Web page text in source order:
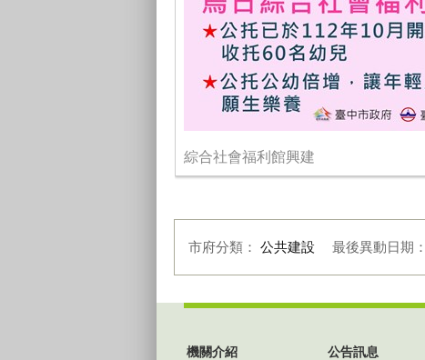
綜合社會福利館興建
市府分類： 公共建設 最後異動日期：
機關介紹 公告訊息